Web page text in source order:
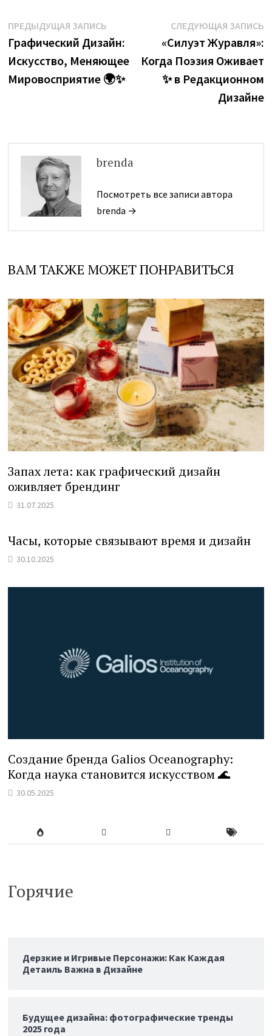
Навигация
по
записям
ПРЕДЫДУЩАЯ ЗАПИСЬ
запись:
Графический Дизайн:
Искусство, Меняющее
Мировосприятие 🌍✨
СЛЕДУЮЩАЯ ЗАПИСЬ
«Силуэт Журавля»:
Когда Поэзия Оживает
✨ в Редакционном
Дизайне
brenda
Посмотреть все записи автора
brenda →
ВАМ ТАКЖЕ МОЖЕТ ПОНРАВИТЬСЯ
Запах лета: как графический дизайн
оживляет брендинг
31.07.2025
Часы, которые связывают время и дизайн
30.10.2025
Создание бренда Galios Oceanography:
Когда наука становится искусством 🌊
30.05.2025
Горячие
Дерзкие и Игривые Персонажи: Как Каждая
Детаиль Важна в Дизайне
Будущее дизайна: фотографические тренды
2025 года